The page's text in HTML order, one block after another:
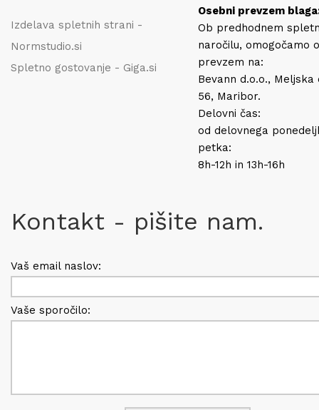
Izdelava spletnih strani -
Normstudio.si
Spletno gostovanje - Giga.si
Osebni prevzem
Ob predhodnem
naročilu, omogočamo
prevzem na:
Bevann d.o.o., Meljska
56, Maribor.
Delovni čas:
od delovnega
petka:
8h-12h in 13h-16h
Kontakt - pišite nam.
Vaš email naslov:
Vaše sporočilo: